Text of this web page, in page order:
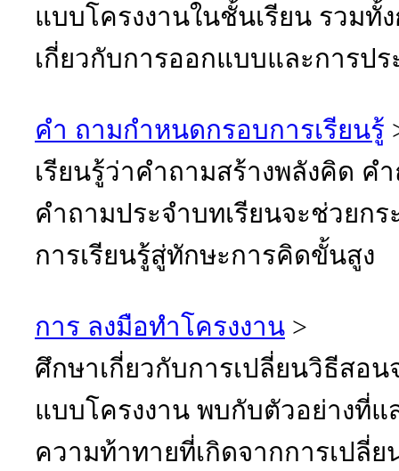
แบบโครงงานในชั้นเรียน รวมทั้
เกี่ยวกับการออกแบบและการปร
คำ ถามกำหนดกรอบการเรียนรู้
เรียนรู้ว่าคำถามสร้างพลังคิด ค
คำถามประจำบทเรียนจะช่วยก
การเรียนรู้สู่ทักษะการคิดขั้นสูง
การ ลงมือทำโครงงาน >
ศึกษาเกี่ยวกับการเปลี่ยนวิธีสอ
แบบโครงงาน พบกับตัวอย่างที่แ
ความท้าทายที่เกิดจากการเปลี่ย